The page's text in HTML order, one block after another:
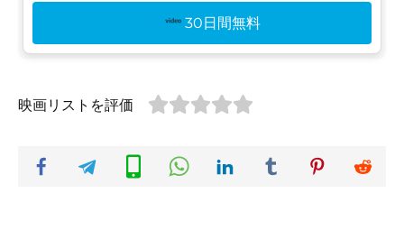
30日間無料
映画リストを評価